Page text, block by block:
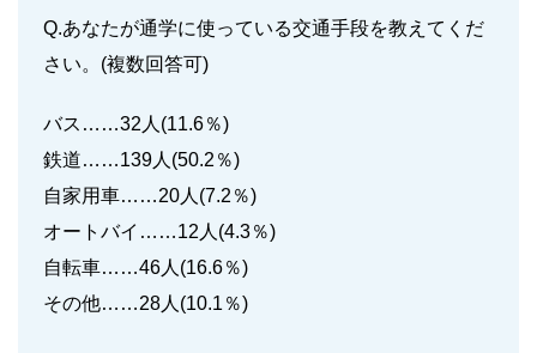
Q.あなたが通学に使っている交通手段を教えてくだ
さい。(複数回答可)
バス……32人(11.6％)
鉄道……139人(50.2％)
自家用車……20人(7.2％)
オートバイ……12人(4.3％)
自転車……46人(16.6％)
その他……28人(10.1％)